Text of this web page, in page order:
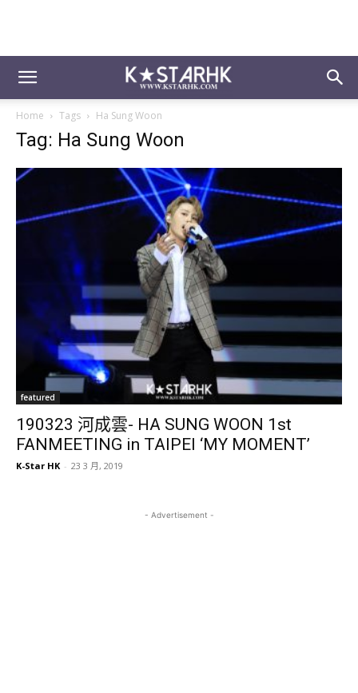
Home Tags Ha Sung Woon
Tag: Ha Sung Woon
featured
190323 河成雲- HA SUNG WOON 1st
FANMEETING in TAIPEI ‘MY MOMENT’
K-Star HK - 23 3 月, 2019
- Advertisement -